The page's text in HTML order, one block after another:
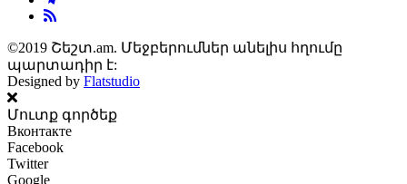
©2019 Շեշտ.am. Մեջբերումներ անելիս հղումը
պարտադիր է:
Designed by Flatstudio
Մուտք գործեք
Вконтакте
Facebook
Twitter
Google